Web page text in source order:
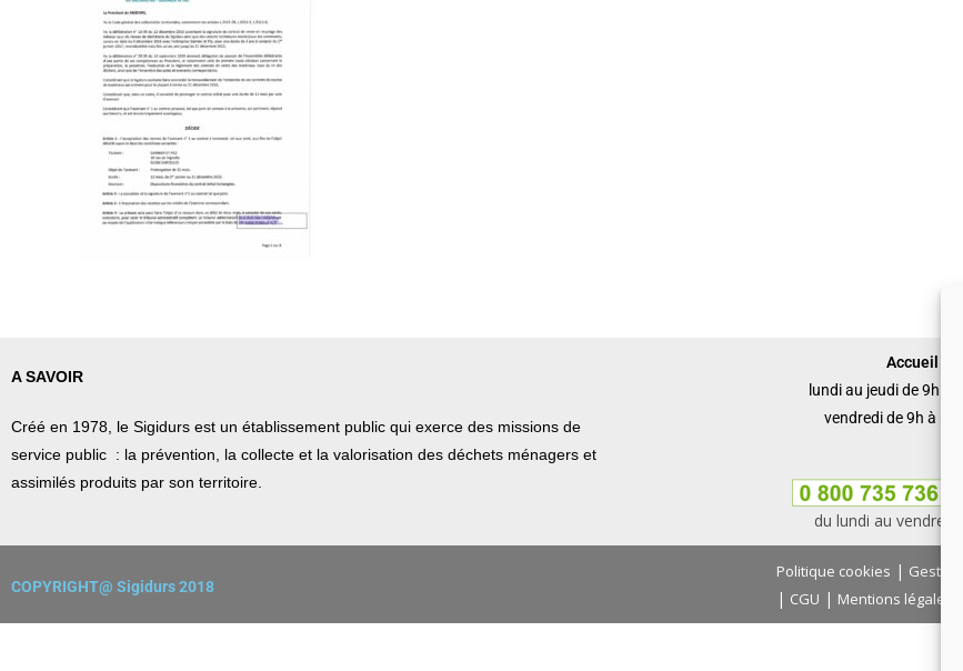
A SAVOIR
Créé en 1978, le Sigidurs est un établissement public qui exerce des missions de
service public : la prévention, la collecte et la valorisation des déchets ménagers et
assimilés produits par son territoire.
Accueil du
lundi au jeudi de 9h à
vendredi de 9h à
du lundi au
COPYRIGHT@ Sigidurs 2018
Politique cookies |
| CGU | Mentions légales